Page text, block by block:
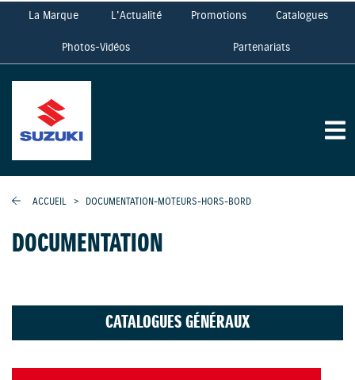
La Marque L'Actualité Promotions Catalogues
Photos-Vidéos Partenariats
ACCUEIL > DOCUMENTATION-MOTEURS-HORS-BORD
DOCUMENTATION
CATALOGUES GÉNÉRAUX